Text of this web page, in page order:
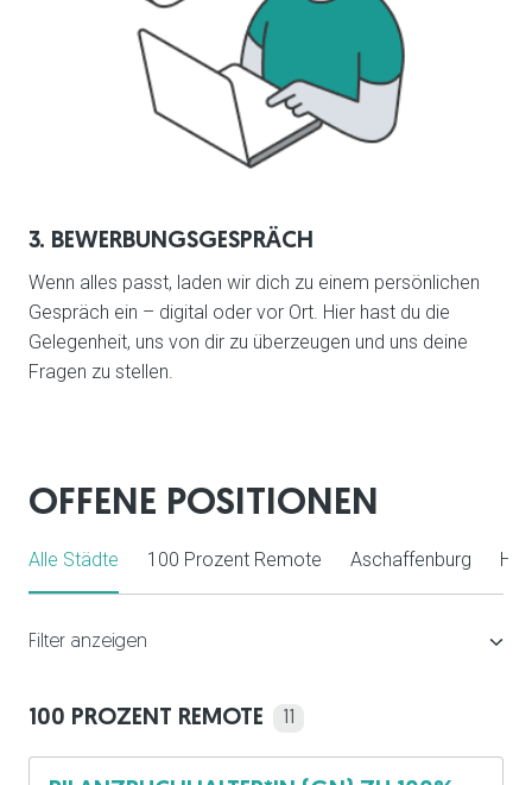
3. BEWERBUNGSGESPRÄCH
Wenn alles passt, laden wir dich zu einem persönlichen
Gespräch ein – digital oder vor Ort. Hier hast du die
Gelegenheit, uns von dir zu überzeugen und uns deine
Fragen zu stellen.
OFFENE POSITIONEN
Alle Städte 100 Prozent Remote Aschaffenburg
Filter anzeigen
100 PROZENT REMOTE